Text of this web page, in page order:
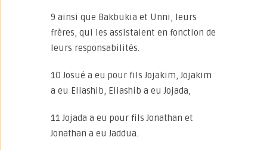
9 ainsi que Bakbukia et Unni, leurs
frères, qui les assistaient en fonction de
leurs responsabilités.
10 Josué a eu pour fils Jojakim, Jojakim
a eu Eliashib, Eliashib a eu Jojada,
11 Jojada a eu pour fils Jonathan et
Jonathan a eu Jaddua.